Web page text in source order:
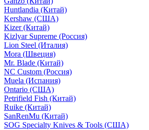
Huntlandia (Китай)
Kershaw (США)
Kizer (Китай)
Kizlyar Supreme (Россия)
Lion Steel (Италия)
Mora (Швеция)
Mr. Blade (Китай)
NC Custom (Россия)
Muela (Испания)
Ontario (США)
Petrifield Fish (Китай)
Ruike (Китай)
SanRenMu (Китай)
SOG Specialty Knives & Tools (США)